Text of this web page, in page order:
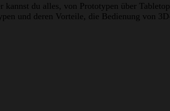
du alles, von Prototypen über
und deren Vorteile, die Bedienung von